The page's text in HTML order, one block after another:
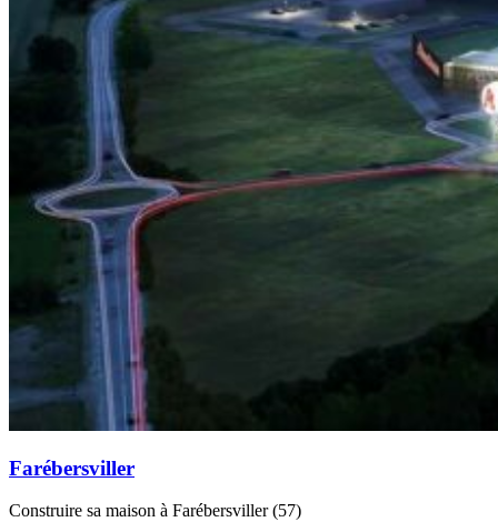
Farébersviller
Construire sa maison à Farébersviller (57)